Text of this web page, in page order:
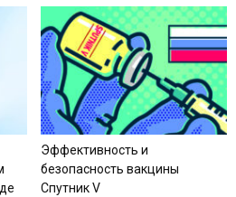
Эффективность и
безопасность вакцины
Спутник V